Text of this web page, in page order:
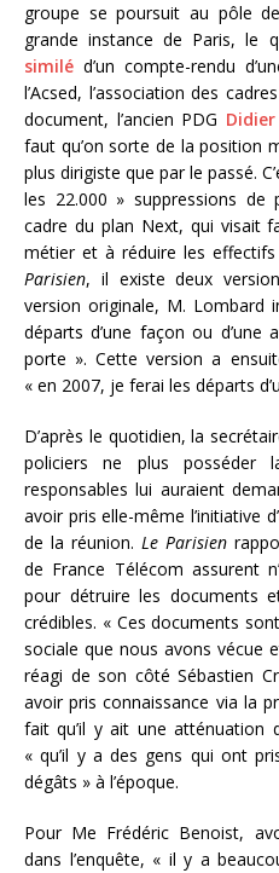
groupe se poursuit au pôle
grande instance de Paris, le
similé d’un compte-rendu
l’Acsed, l’association des
document, l’ancien PDG
faut qu’on sorte de la position
plus dirigiste que par le passé.
les 22.000 » suppressions de
cadre du plan Next, qui visait
métier et à réduire les
Parisien, il existe deux
version originale, M. Lombard
départs d’une façon ou
porte ». Cette version a
« en 2007, je ferai les départs
D’après le quotidien, la
policiers ne plus posséder
responsables lui auraient
avoir pris elle-même l’initiative
de la réunion. Le Parisien
de France Télécom assurent
pour détruire les documents
crédibles. « Ces documents
sociale que nous avons vécue
réagi de son côté Sébastien
avoir pris connaissance via la
fait qu’il y ait une atténuation
« qu’il y a des gens qui ont
dégâts » à l’époque.
Pour Me Frédéric Benoist,
dans l’enquête, « il y a